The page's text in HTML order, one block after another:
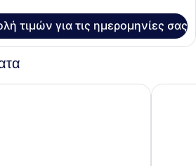
τιμών για τις ημερομηνίες σας
Penang